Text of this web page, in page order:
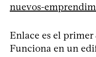
nuevos-
Enlace es el primer
Funciona en un